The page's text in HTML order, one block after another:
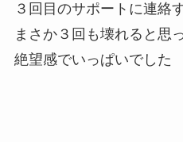
３回目のサポートに連絡
まさか３回も壊れると思
絶望感でいっぱいでした